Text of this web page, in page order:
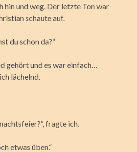
hin und weg. Der letzte Ton war
schaute auf.
du schon da?“
gehört und es war einfach…
lächelnd.
fragte ich.
etwas üben.“